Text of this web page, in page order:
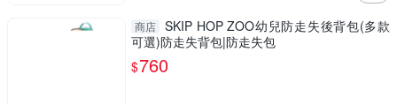
商店 SKIP HOP ZOO幼兒防走失後背包(多款
可選)防走失背包|防走失包
$760